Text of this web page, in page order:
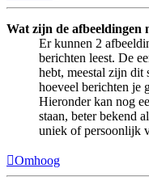
Wat zijn de afbeeldingen
Er kunnen 2
berichten leest. De
hebt, meestal zijn dit
hoeveel berichten je
Hieronder kan nog
staan, beter bekend
uniek of persoonlijk
Omhoog